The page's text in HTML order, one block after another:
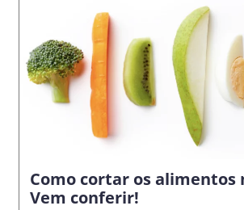
Como cortar os alimentos
Vem conferir!